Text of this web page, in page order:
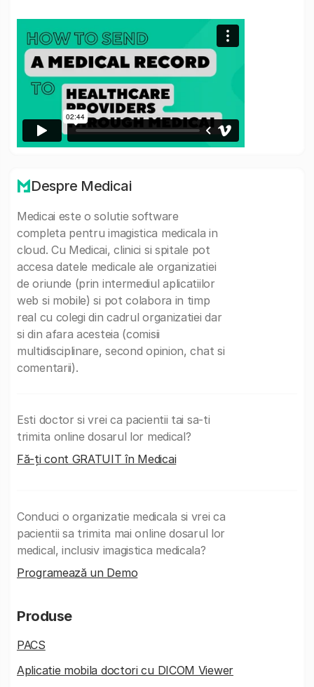
Despre Medicai
Medicai este o solutie software
completa pentru imagistica medicala in
cloud. Cu Medicai, clinici si spitale pot
accesa datele medicale ale organizatiei
de oriunde (prin intermediul aplicatiilor
web si mobile) si pot colabora in timp
real cu colegi din cadrul organizatiei dar
si din afara acesteia (comisii
multidisciplinare, second opinion, chat si
comentarii).
Esti doctor si vrei ca pacientii tai sa-ti
trimita online dosarul lor medical?
Fă-ți cont GRATUIT în Medicai
Conduci o organizatie medicala si vrei ca
pacientii sa trimita mai online dosarul lor
medical, inclusiv imagistica medicala?
Programează un Demo
Produse
PACS
Aplicatie mobila doctori cu DICOM Viewer